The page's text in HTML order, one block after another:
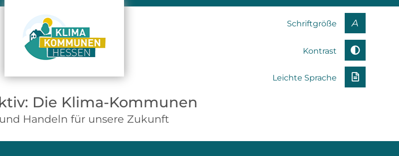
Schriftgröße A
Kontrast
Leichte Sprache
Die Klima-Kommunen
Handeln für unsere Zukunft